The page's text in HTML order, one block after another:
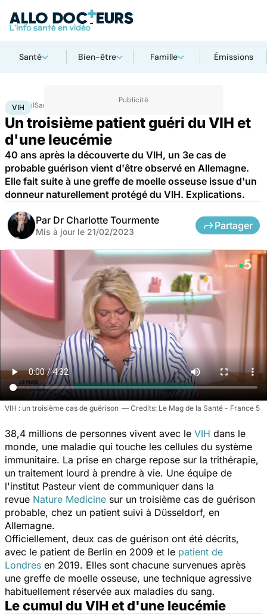
Santé Bien-être Famille Émissions
AccueilSanté Maladies infectieuses
VIH
Un troisième patient guéri du VIH et
d'une leucémie
40 ans après la découverte du VIH, un 3e cas de
probable guérison vient d'être observé en Allemagne.
Elle fait suite à une greffe de moelle osseuse issue d'un
donneur naturellement protégé du VIH. Explications.
Par Dr Charlotte Tourmente
Mis à jour le 21/02/2023
Partager
VIH : un troisième cas de guérison Le Mag de la Santé - France 5
38,4 millions de personnes vivent avec le VIH dans le
monde, une maladie qui touche les cellules du système
immunitaire. La prise en charge repose sur la trithérapie,
un traitement lourd à prendre à vie. Une équipe de
l'institut Pasteur vient de communiquer dans la
revue Nature Medicine sur un troisième cas de guérison
probable, chez un patient suivi à Düsseldorf, en
Allemagne.
Officiellement, deux cas de guérison ont été décrits,
avec le patient de Berlin en 2009 et le patient de
Londres en 2019. Elles sont chacune survenues après
une greffe de moelle osseuse, une technique agressive
habituellement réservée aux maladies du sang.
Le cumul du VIH et d'une leucémie